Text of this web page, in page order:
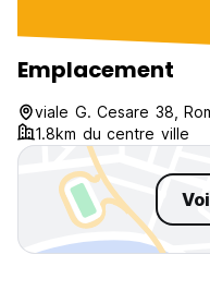
Emplacement
viale G. Cesare 38,
1.8km du centre ville